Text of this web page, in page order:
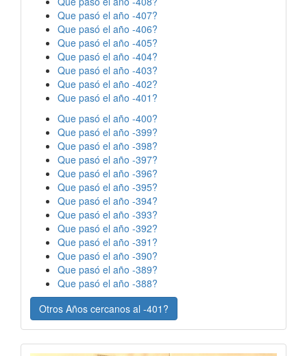
Que pasó el año -407?
Que pasó el año -406?
Que pasó el año -405?
Que pasó el año -404?
Que pasó el año -403?
Que pasó el año -402?
Que pasó el año -401?
Que pasó el año -400?
Que pasó el año -399?
Que pasó el año -398?
Que pasó el año -397?
Que pasó el año -396?
Que pasó el año -395?
Que pasó el año -394?
Que pasó el año -393?
Que pasó el año -392?
Que pasó el año -391?
Que pasó el año -390?
Que pasó el año -389?
Que pasó el año -388?
Otros Años cercanos al -401?